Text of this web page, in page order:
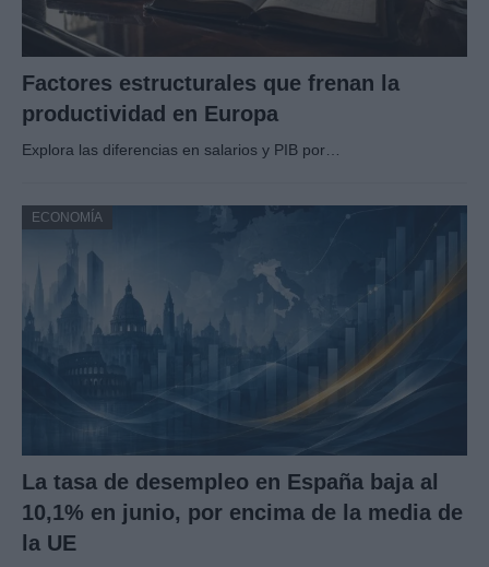
Factores estructurales que frenan la
productividad en Europa
Explora las diferencias en salarios y PIB por…
ECONOMÍA
La tasa de desempleo en España baja al
10,1% en junio, por encima de la media de
la UE